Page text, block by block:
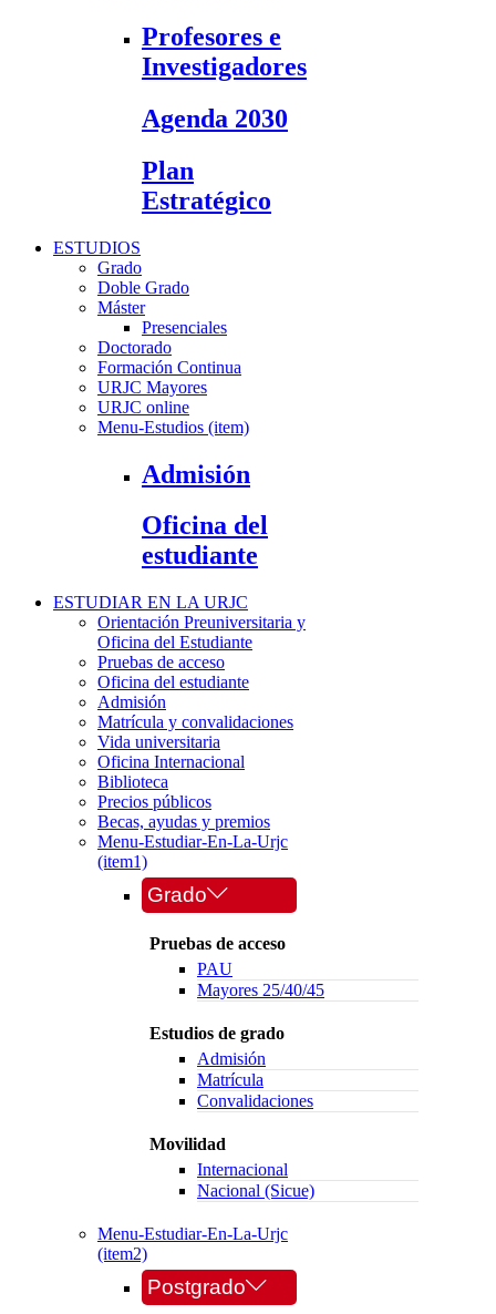
Profesores e
Investigadores
Agenda 2030
Plan
Estratégico
ESTUDIOS
Grado
Doble Grado
Máster
Presenciales
Doctorado
Formación Continua
URJC Mayores
URJC online
Menu-Estudios (item)
Admisión
Oficina del
estudiante
ESTUDIAR EN LA URJC
Orientación Preuniversitaria y
Oficina del Estudiante
Pruebas de acceso
Oficina del estudiante
Admisión
Matrícula y convalidaciones
Vida universitaria
Oficina Internacional
Biblioteca
Precios públicos
Becas, ayudas y premios
Menu-Estudiar-En-La-Urjc
(item1)
Grado
Pruebas de acceso
PAU
Mayores 25/40/45
Estudios de grado
Admisión
Matrícula
Convalidaciones
Movilidad
Internacional
Nacional (Sicue)
Menu-Estudiar-En-La-Urjc
(item2)
Postgrado